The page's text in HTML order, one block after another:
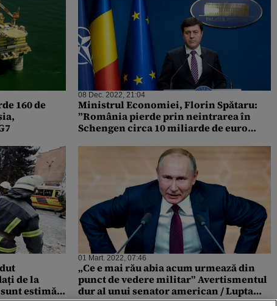
160 de
08 Dec. 2022, 21:04
Ministrul Economiei, Florin Spătaru:
”România pierde prin neintrarea în
Schengen circa 10 miliarde de euro
de la
estimări
și pe
01 Mart. 2022, 07:46
„Ce e mai rău abia acum urmează din
punct de vedere militar” Avertismentul
dur al unui senator american / Lupta
pentru Kiev, lungă și dureroasă